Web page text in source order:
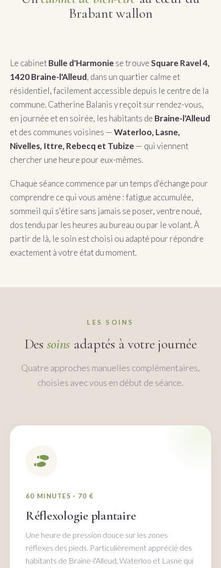
Brabant wallon
Le cabinetBulle d'Harmonie se trouveSquare Ravel 4,
1420 Braine-l'Alleud, dans un quartier calme et
résidentiel, facilement accessible depuis le centre de la
commune. Catherine Balanis y reçoit sur rendez-vous,
en journée et en soirée, les habitants de Braine-l'Alleud
et des communes voisines —Waterloo, Lasne,
Nivelles, Ittre, Rebecq et Tubize — qui viennent
chercher une heure pour eux-mêmes.
Chaque séance commence par un temps d'échange pour
comprendre ce qui vous amène : fatigue accumulée,
sommeil qui s'étire sans jamais se poser, ventre noué,
dos tendu par les heures au bureau ou par le volant. À
partir de là, le soin est choisi ou adapté pour répondre
exactement à votre état du moment.
LES SOINS
Des soins adaptés à votre journée
Quatre approches manuelles complémentaires,
choisies avec vous en début de séance.
60 MINUTES · 70 €
Réflexologie plantaire
Une heure de pression douce sur les zones
réflexes des pieds. Particulièrement apprécié des
habitants de Braine-l'Alleud, Waterloo et Lasne qui